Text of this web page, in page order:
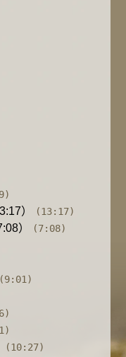
） (13:17)
） (7:08)
(9:01)
(10:27)